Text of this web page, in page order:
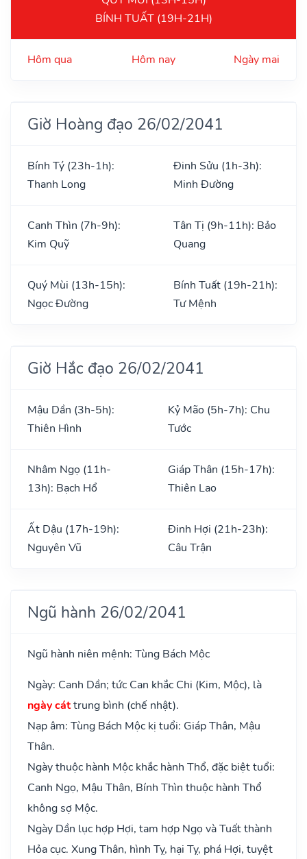
BÍNH TUẤT (19H-21H)
Hôm qua Hôm nay Ngày mai
Giờ Hoàng đạo 26/02/2041
Bính Tý (23h-1h):
Thanh Long
Đinh Sửu (1h-3h):
Minh Đường
Canh Thìn (7h-9h):
Kim Quỹ
Tân Tị (9h-11h): Bảo
Quang
Quý Mùi (13h-15h):
Ngọc Đường
Bính Tuất (19h-21h):
Tư Mệnh
Giờ Hắc đạo 26/02/2041
Mậu Dần (3h-5h):
Thiên Hình
Kỷ Mão (5h-7h): Chu
Tước
Nhâm Ngọ (11h-
13h): Bạch Hổ
Giáp Thân (15h-17h):
Thiên Lao
Ất Dậu (17h-19h):
Nguyên Vũ
Đinh Hợi (21h-23h):
Câu Trận
Ngũ hành 26/02/2041
Ngũ hành niên mệnh: Tùng Bách Mộc
Ngày: Canh Dần; tức Can khắc Chi (Kim, Mộc), là
ngày cáttrung bình (chế nhật).
Nạp âm: Tùng Bách Mộc kị tuổi: Giáp Thân, Mậu
Thân.
Ngày thuộc hành Mộc khắc hành Thổ, đặc biệt tuổi:
Canh Ngọ, Mậu Thân, Bính Thìn thuộc hành Thổ
không sợ Mộc.
Ngày Dần lục hợp Hợi, tam hợp Ngọ và Tuất thành
Hỏa cục. Xung Thân, hình Tỵ, hại Tỵ, phá Hợi, tuyệt